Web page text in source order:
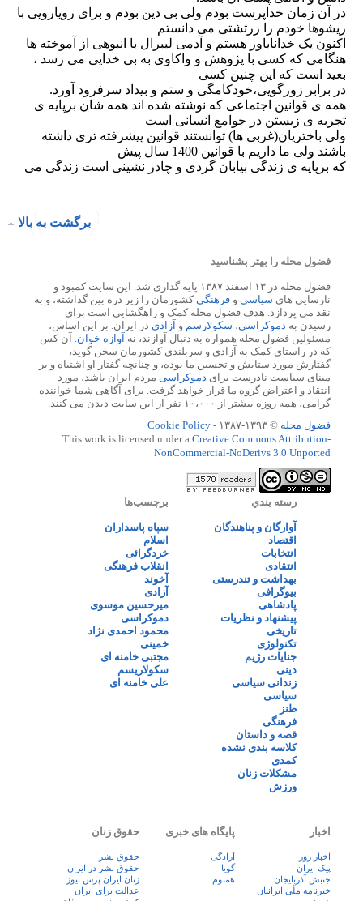
برگشت به بالا
فضول محله را بهتر بشناسید
فضول محله در ۱۳ اسفند ۱۳۸۷ پایه گذاری شد. این سایت کمبود و
نارسایی های سیاسی و فرهنگیکشورمان را زیر ذره بین گذاشته، و به
نقد می پردازد. هدف فضول محله کمک و راهگشایی است برای
رسیدن به دموکراسی، سکولارسم و آزادی در ایران. بر این اساس،
مسئولین فضول محله همواره به دنبال آوازند، نه آوازه خوان. آن کس
که در راستای کمک به آزادی و سربلندی کشورمان سخن گوید،
گفتارش مورد ستایش و تحسین ما بوده، و چنانچه گفتار او اشتباه و بر
مبنای سیاست نادرست برای دموکراسی مردم ایران باشد، مورد
انتقاد و اعتراض گروه ما قرار خواهد گرفت. برای آگاهی شما خواننده
گرامی، همه روزه بیشتر از ۱۰،۰۰۰ نفر از این سایت دیدن می کنند.
فضول محله © ۱۳۹۳-۱۳۸۷ -
Cookie Policy
This work is licensed under a Creative Commons Attribution-
NonCommercial-NoDerivs 3.0 Unported
رسته بندي
آوارگان و پناهندگان
اقتصاد
انتخابات
انتقادی
بهداشت و تندرستی
بیوگرافی
پادشاهی
پیشنهاد و نظریات
تاریخی
تکنولوژی
جنایات رژیم
دینی
زندانی سیاسی
سیاسی
طنز
فرهنگی
قصه و داستان
کلاسه بندی نشده
کمدی
مشکلات زنان
ورزش
برچسب‌ها
سپاه پاسداران
اسلام
خردگرائی
انقلاب فرهنگی
آخوند
آزادی
میرحسین موسوی
دموکراسی
محمود احمدی نژاد
خمینی
مجتبی خامنه ای
سکولاریسم
علی خامنه ای
اخبار
اخبار روز
پيک ايران
جنبش آذربایجان
خبرنامه ملّی ایرانیان
پایگاه های خبری
آزادگی
گویا
همبوم
حقوق زنان
حقوق بشر
حقوق بشر در ایران
زنان ايران پرس نيوز
عدالت برای ایران